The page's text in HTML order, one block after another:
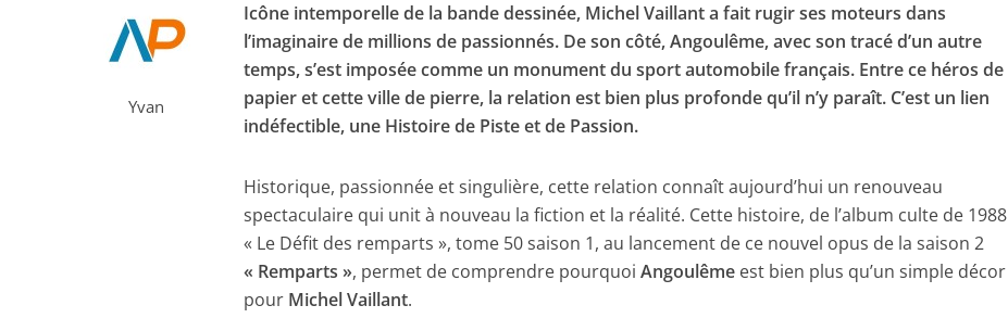
Yvan
Icône intemporelle de la bande dessinée, Michel Vaillant a fait rugir ses moteurs dans
l’imaginaire de millions de passionnés. De son côté, Angoulême, avec son tracé d’un autre
temps, s’est imposée comme un monument du sport automobile français. Entre ce héros de
papier et cette ville de pierre, la relation est bien plus profonde qu’il n’y paraît. C’est un lien
indéfectible, une Histoire de Piste et de Passion.
Historique, passionnée et singulière, cette relation connaît aujourd’hui un renouveau
spectaculaire qui unit à nouveau la fiction et la réalité. Cette histoire, de l’album culte de 1988
« Le Défit des remparts », tome 50 saison 1, au lancement de ce nouvel opus de la saison 2
« Remparts », permet de comprendre pourquoiAngoulême est bien plus qu’un simple décor
pour Michel Vaillant.